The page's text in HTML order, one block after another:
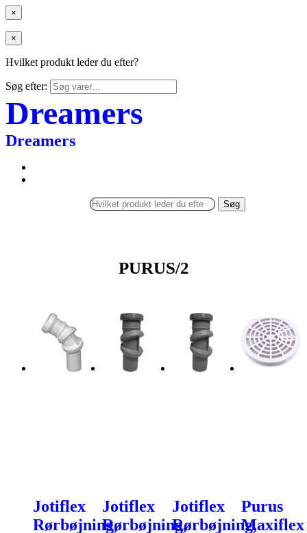
×
×
Hvilket produkt leder du efter?
Søg efter:
Dreamers
Dreamers
Søg
PURUS/2
Jotiflex
Rørbøjning,
Jotiflex
Rørbøjning,
Jotiflex
Rørbøjning,
Purus
Maxiflex